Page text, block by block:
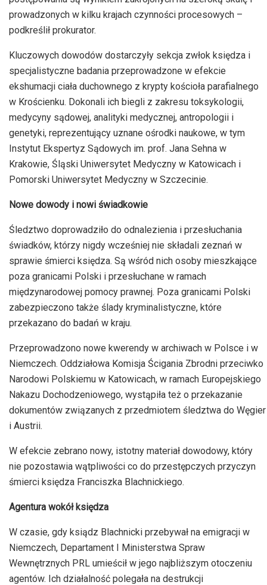
prowadzonych w kilku krajach czynności procesowych –
podkreślił prokurator.
Kluczowych dowodów dostarczyły sekcja zwłok księdza i
specjalistyczne badania przeprowadzone w efekcie
ekshumacji ciała duchownego z krypty kościoła parafialnego
w Krościenku. Dokonali ich biegli z zakresu toksykologii,
medycyny sądowej, analityki medycznej, antropologii i
genetyki, reprezentujący uznane ośrodki naukowe, w tym
Instytut Ekspertyz Sądowych im. prof. Jana Sehna w
Krakowie, Śląski Uniwersytet Medyczny w Katowicach i
Pomorski Uniwersytet Medyczny w Szczecinie.
Nowe dowody i nowi świadkowie
Śledztwo doprowadziło do odnalezienia i przesłuchania
świadków, którzy nigdy wcześniej nie składali zeznań w
sprawie śmierci księdza. Są wśród nich osoby mieszkające
poza granicami Polski i przesłuchane w ramach
międzynarodowej pomocy prawnej. Poza granicami Polski
zabezpieczono także ślady kryminalistyczne, które
przekazano do badań w kraju.
Przeprowadzono nowe kwerendy w archiwach w Polsce i w
Niemczech. Oddziałowa Komisja Ścigania Zbrodni przeciwko
Narodowi Polskiemu w Katowicach, w ramach Europejskiego
Nakazu Dochodzeniowego, wystąpiła też o przekazanie
dokumentów związanych z przedmiotem śledztwa do Węgier
i Austrii.
W efekcie zebrano nowy, istotny materiał dowodowy, który
nie pozostawia wątpliwości co do przestępczych przyczyn
śmierci księdza Franciszka Blachnickiego.
Agentura wokół księdza
W czasie, gdy ksiądz Blachnicki przebywał na emigracji w
Niemczech, Departament I Ministerstwa Spraw
Wewnętrznych PRL umieścił w jego najbliższym otoczeniu
agentów. Ich działalność polegała na destrukcji